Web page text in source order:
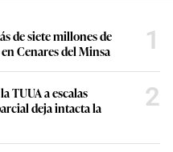
de siete millones de
Cenares del Minsa
1
TUUA a escalas
deja intacta la
2